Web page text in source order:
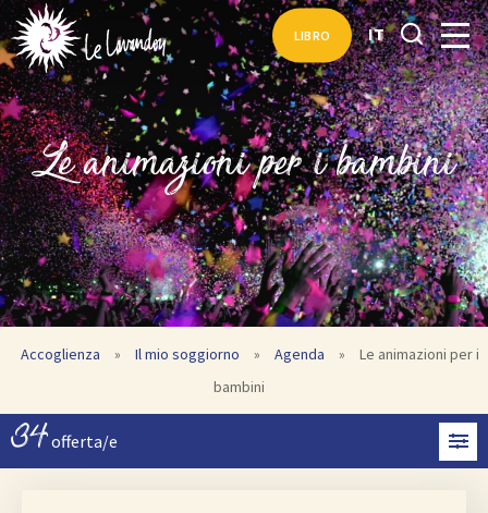
LIBRO IT
Le animazioni per i bambini
Accoglienza » Il mio soggiorno » Agenda »
Le animazioni per i
bambini
34offerta/e